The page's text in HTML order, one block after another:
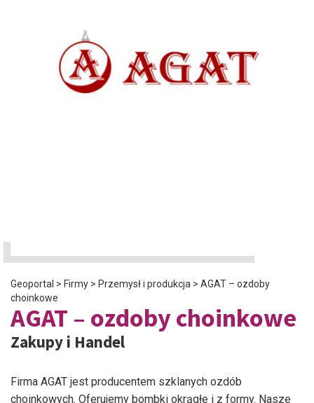
Geoportal > Firmy > Przemysł i produkcja > AGAT – ozdoby
choinkowe
AGAT – ozdoby choinkowe
Zakupy i Handel
Firma AGAT jest producentem szklanych ozdób
choinkowych. Oferujemy bombki okrągłe i z formy. Nasze